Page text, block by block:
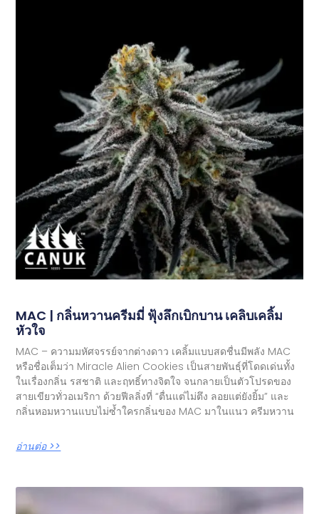
MAC | กลิ่นหวานครีมมี่ ฟุ้งลึกเบิกบาน เคลิบเคลิ้ม
หัวใจ
MAC – ความมหัศจรรย์จากต่างดาว เคลิ้มแบบสดชื่นมีพลัง MAC
หรือชื่อเต็มว่า Miracle Alien Cookies เป็นสายพันธุ์ที่โดดเด่นทั้ง
ในเรื่องกลิ่น รสชาติ และฤทธิ์ทางจิตใจ จนกลายเป็นตัวโปรดของ
สายเขียวทั่วอเมริกา ด้วยฟีลลิ่งที่ “ตื่นแต่ไม่ตึง ลอยแต่ยังยิ้ม” และ
กลิ่นหอมหวานแบบไม่ซ้ำใครกลิ่นของ MAC มาในแนว ครีมหวาน
อ่านต่อ >>